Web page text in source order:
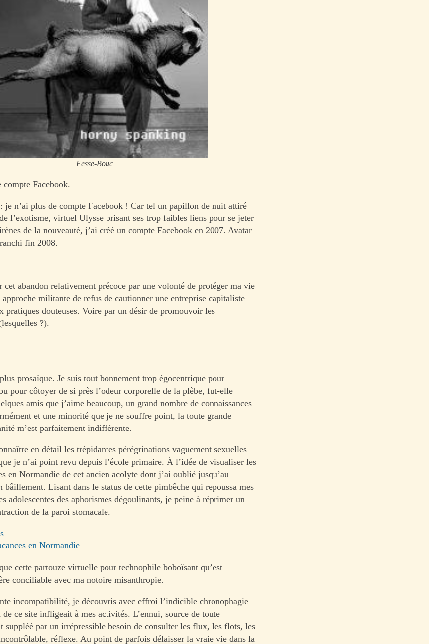
Fesse-Bouc
compte Facebook.
je n’ai plus de compte Facebook ! Car tel un papillon de nuit attiré
l’exotisme, virtuel Ulysse brisant ses trop faibles liens pour se jeter
de la nouveauté, j’ai créé un compte Facebook en 2007. Avatar
fin 2008.
cet abandon relativement précoce par une volonté de protéger ma vie
militante de refus de cautionner une entreprise capitaliste
pratiques douteuses. Voire par un désir de promouvoir les
?).
prosaïque. Je suis tout bonnement trop égocentrique pour
pour côtoyer de si près l’odeur corporelle de la plèbe, fut-elle
amis que j’aime beaucoup, un grand nombre de connaissances
et une minorité que je ne souffre point, la toute grande
m’est parfaitement indifférente.
en détail les trépidantes pérégrinations vaguement sexuelles
je n’ai point revu depuis l’école primaire. À l’idée de visualiser les
en Normandie de cet ancien acolyte dont j’ai oublié jusqu’au
bâillement. Lisant dans le status de cette pimbêche qui repoussa mes
adolescentes des aphorismes dégoulinants, je peine à réprimer un
de la paroi stomacale.
en Normandie
cette partouze virtuelle pour technophile boboïsant qu’est
conciliable avec ma notoire misanthropie.
incompatibilité, je découvris avec effroi l’indicible chronophagie
ce site infligeait à mes activités. L’ennui, source de toute
suppléé par un irrépressible besoin de consulter les flux, les flots, les
réflexe. Au point de parfois délaisser la vraie vie dans la